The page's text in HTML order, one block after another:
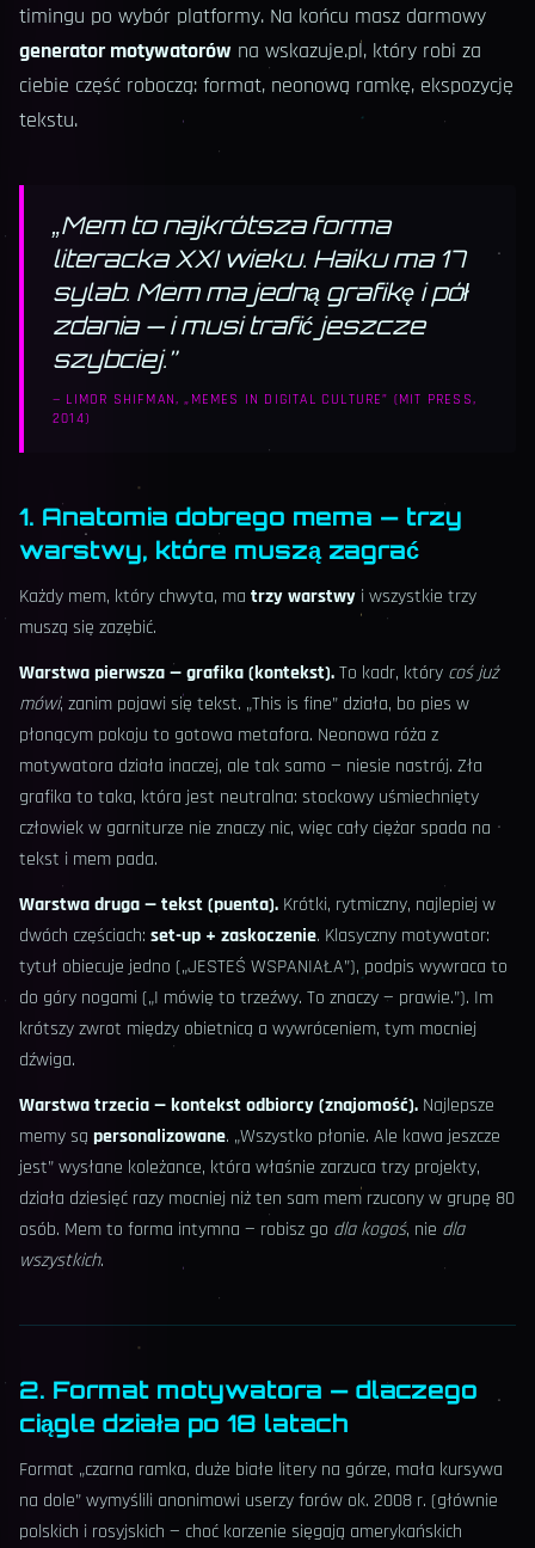
timingu po wybór platformy. Na końcu masz darmowy
generator motywatorów na wskazuje.pl, który robi za
ciebie część roboczą: format, neonową ramkę, ekspozycję
tekstu.
„Mem to najkrótsza forma
literacka XXI wieku. Haiku ma 17
sylab. Mem ma jedną grafikę i pół
zdania — i musi trafić jeszcze
szybciej.”
— LIMOR SHIFMAN, „MEMES IN DIGITAL CULTURE” (MIT PRESS,
2014)
1. Anatomia dobrego mema — trzy
warstwy, które muszą zagrać
Każdy mem, który chwyta, ma trzy warstwy i wszystkie trzy
muszą się zazębić.
Warstwa pierwsza — grafika (kontekst).To kadr, który coś już
mówi, zanim pojawi się tekst. „This is fine” działa, bo pies w
płonącym pokoju to gotowa metafora. Neonowa róża z
motywatora działa inaczej, ale tak samo — niesie nastrój. Zła
grafika to taka, która jest neutralna: stockowy uśmiechnięty
człowiek w garniturze nie znaczy nic, więc cały ciężar spada na
tekst i mem pada.
Warstwa druga — tekst (puenta). Krótki, rytmiczny, najlepiej w
dwóch częściach: set-up + zaskoczenie. Klasyczny motywator:
tytuł obiecuje jedno („JESTEŚ WSPANIAŁA”), podpis wywraca to
do góry nogami („I mówię to trzeźwy. To znaczy — prawie.”). Im
krótszy zwrot między obietnicą a wywróceniem, tym mocniej
dźwiga.
Warstwa trzecia — kontekst odbiorcy (znajomość). Najlepsze
memy są personalizowane. „Wszystko płonie. Ale kawa jeszcze
jest” wysłane koleżance, która właśnie zarzuca trzy projekty,
działa dziesięć razy mocniej niż ten sam mem rzucony w grupę 80
osób. Mem to forma intymna — robisz go dla kogoś, nie dla
wszystkich.
2. Format motywatora — dlaczego
ciągle działa po 18 latach
Format „czarna ramka, duże białe litery na górze, mała kursywa
na dole” wymyślili anonimowi userzy forów ok. 2008 r. (głównie
polskich i rosyjskich — choć korzenie sięgają amerykańskich